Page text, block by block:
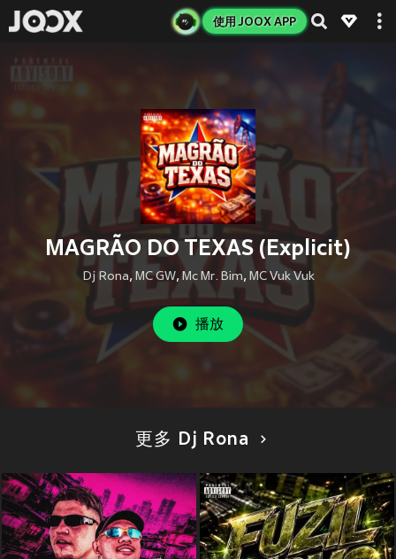
使用 JOOX APP
MAGRÃO DO TEXAS (Explicit)
Dj Rona, MC GW, Mc Mr. Bim, MC Vuk Vuk
播放
更多 Dj Rona